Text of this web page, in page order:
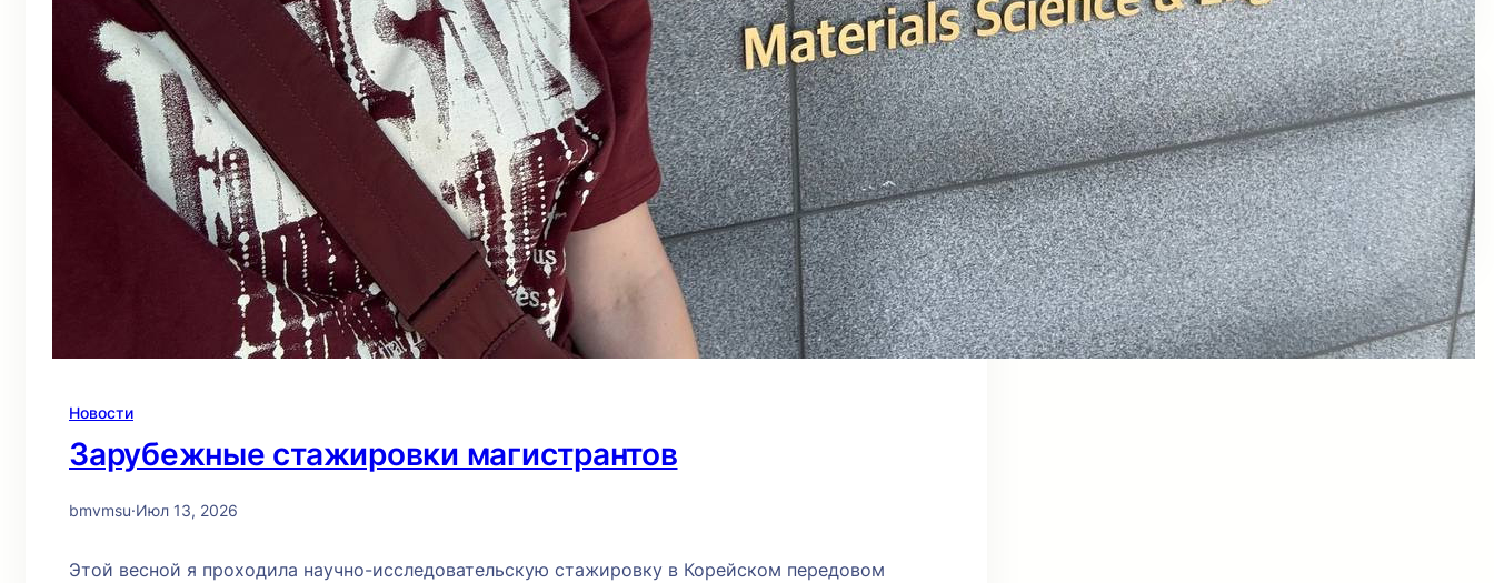
Новости
Зарубежные стажировки магистрантов
bmvmsu·Июл 13, 2026
Этой весной я проходила научно-исследовательскую стажировку в Корейском передовом
Social Links
Facebook Twitter LinkedIn Instagram